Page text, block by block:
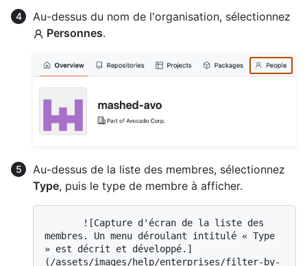
Au-dessus du nom de l'organisation, sélectionnez
Personnes.
Au-dessus de la liste des membres, sélectionnez
Type, puis le type de membre à afficher.
membres. Un menu déroulant intitulé « Type
» est décrit et développé.]
(/assets/images/help/enterprises/filter-by-